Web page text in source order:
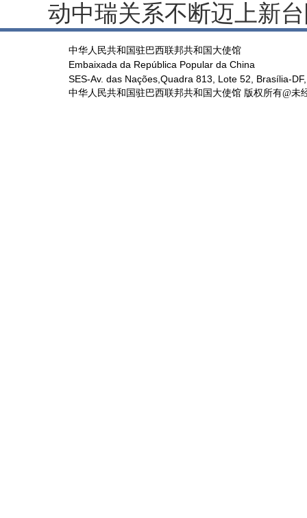
动中瑞关系不断迈上新
中华人民共和国驻巴西联邦共和国大使馆
Embaixada da República Popular da China
SES-Av. das Nações,Quadra 813, Lote 52, Brasília-
中华人民共和国驻巴西联邦共和国大使馆 版权所有@未